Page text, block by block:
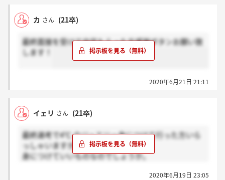
カ さん (21卒)
最終面接を受けて内定もらった方感謝ボタンお願い致
します！
2020年6月21日 21:11
イェリ さん (21卒)
最終選考で4℃ のジュエリー身につけて行った方いら
っしゃいますか？
身につけていいものなのでしょうか。
2020年6月19日 23:05